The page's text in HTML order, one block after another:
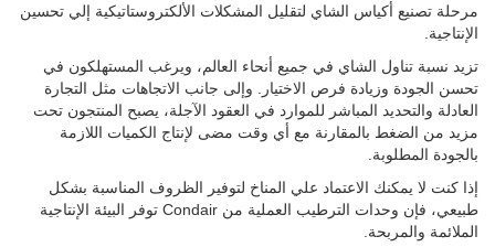
مرحلة تصنيع أكياس الشاي لتقليل المشكلات الألكتروستاتيكية إلي تحسين
الإنتاجية.
تزيد نسبة تناول الشاي في جميع أنحاء العالم، ويرغب المستهلكون في
تحسن الجودة وزيادة فرص الاختيار. وإلى جانب الاتجاهات مثل التجارة
العادلة والتحديد المباشر للموارد في العقود الآجلة، يصبح المنتجون تحت
مزيد من الضغط بالمقارنة مع أي وقت مضى لإنتاج الكميات اللازمة
بالجودة المطلوبة.
إذا كنت لا يمكنك الاعتماد علي المناخ لتوفير الظروف المناسبة بشكل
طبيعي، فإن وحدات الترطيب العملية من Condair توفر البيئة الإنتاجية
الملائمة والمربحة.